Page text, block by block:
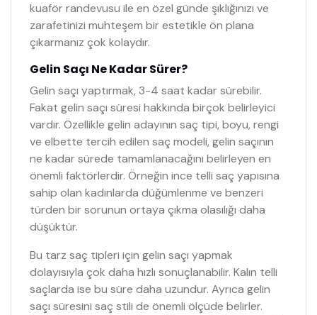
kuaför randevusu ile en özel günde şıklığınızı ve
zarafetinizi muhteşem bir estetikle ön plana
çıkarmanız çok kolaydır.
Gelin Saçı Ne Kadar Sürer?
Gelin saçı yaptırmak, 3-4 saat kadar sürebilir.
Fakat gelin saçı süresi hakkında birçok belirleyici
vardır. Özellikle gelin adayının saç tipi, boyu, rengi
ve elbette tercih edilen saç modeli, gelin saçının
ne kadar sürede tamamlanacağını belirleyen en
önemli faktörlerdir. Örneğin ince telli saç yapısına
sahip olan kadınlarda düğümlenme ve benzeri
türden bir sorunun ortaya çıkma olasılığı daha
düşüktür.
Bu tarz saç tipleri için gelin saçı yapmak
dolayısıyla çok daha hızlı sonuçlanabilir. Kalın telli
saçlarda ise bu süre daha uzundur. Ayrıca gelin
saçı süresini saç stili de önemli ölçüde belirler.